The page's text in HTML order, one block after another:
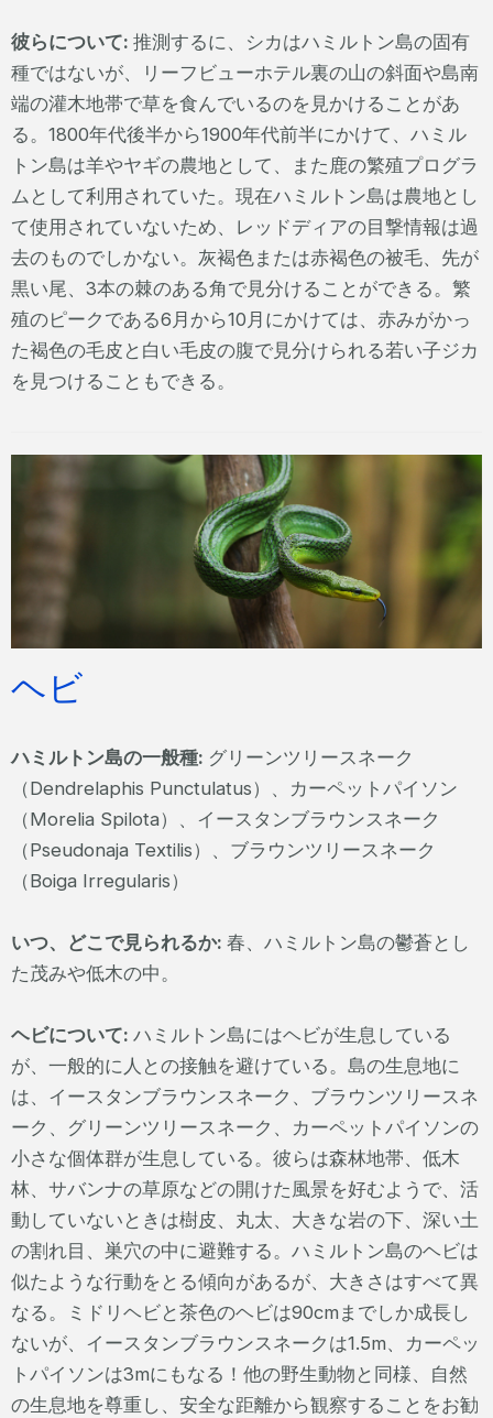
彼らについて: 推測するに、シカはハミルトン島の固有
種ではないが、リーフビューホテル裏の山の斜面や島南
端の灌木地帯で草を食んでいるのを見かけることがあ
る。1800年代後半から1900年代前半にかけて、ハミル
トン島は羊やヤギの農地として、また鹿の繁殖プログラ
ムとして利用されていた。現在ハミルトン島は農地とし
て使用されていないため、レッドディアの目撃情報は過
去のものでしかない。灰褐色または赤褐色の被毛、先が
黒い尾、3本の棘のある角で見分けることができる。繁
殖のピークである6月から10月にかけては、赤みがかっ
た褐色の毛皮と白い毛皮の腹で見分けられる若い子ジカ
を見つけることもできる。
ヘビ
ハミルトン島の一般種: グリーンツリースネーク
（Dendrelaphis Punctulatus）、カーペットパイソン
（Morelia Spilota）、イースタンブラウンスネーク
（Pseudonaja Textilis）、ブラウンツリースネーク
（Boiga Irregularis）
いつ、どこで見られるか: 春、ハミルトン島の鬱蒼とし
た茂みや低木の中。
ヘビについて: ハミルトン島にはヘビが生息している
が、一般的に人との接触を避けている。島の生息地に
は、イースタンブラウンスネーク、ブラウンツリースネ
ーク、グリーンツリースネーク、カーペットパイソンの
小さな個体群が生息している。彼らは森林地帯、低木
林、サバンナの草原などの開けた風景を好むようで、活
動していないときは樹皮、丸太、大きな岩の下、深い土
の割れ目、巣穴の中に避難する。ハミルトン島のヘビは
似たような行動をとる傾向があるが、大きさはすべて異
なる。ミドリヘビと茶色のヘビは90cmまでしか成長し
ないが、イースタンブラウンスネークは1.5m、カーペッ
トパイソンは3mにもなる！他の野生動物と同様、自然
の生息地を尊重し、安全な距離から観察することをお勧